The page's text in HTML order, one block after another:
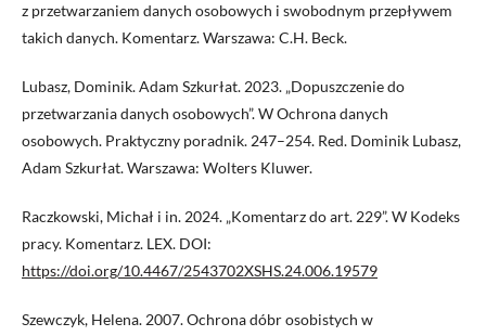
z przetwarzaniem danych osobowych i swobodnym przepływem
takich danych. Komentarz. Warszawa: C.H. Beck.
Lubasz, Dominik. Adam Szkurłat. 2023. „Dopuszczenie do
przetwarzania danych osobowych”. W Ochrona danych
osobowych. Praktyczny poradnik. 247–254. Red. Dominik Lubasz,
Adam Szkurłat. Warszawa: Wolters Kluwer.
Raczkowski, Michał i in. 2024. „Komentarz do art. 229”. W Kodeks
pracy. Komentarz. LEX. DOI:
https://doi.org/10.4467/2543702XSHS.24.006.19579
Szewczyk, Helena. 2007. Ochrona dóbr osobistych w